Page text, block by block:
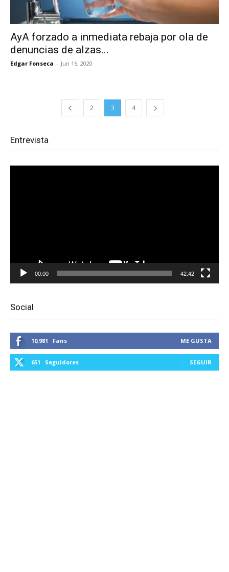
AyA forzado a inmediata rebaja por ola de
denuncias de alzas...
Edgar Fonseca - Jun 16, 2020
2 3 4
Entrevista
00:00 42:42
Social
10,981 Fans ME GUSTA
651 Seguidores SEGUIR